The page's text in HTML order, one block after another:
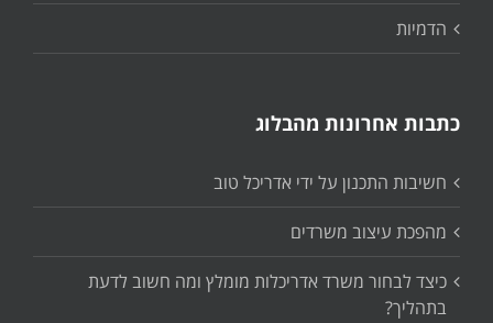
הדמיות
כתבות אחרונות מהבלוג
חשיבות התכנון על ידי אדריכל טוב
מהפכת עיצוב משרדים
כיצד לבחור משרד אדריכלות מומלץ ומה חשוב לדעת
בתהליך?